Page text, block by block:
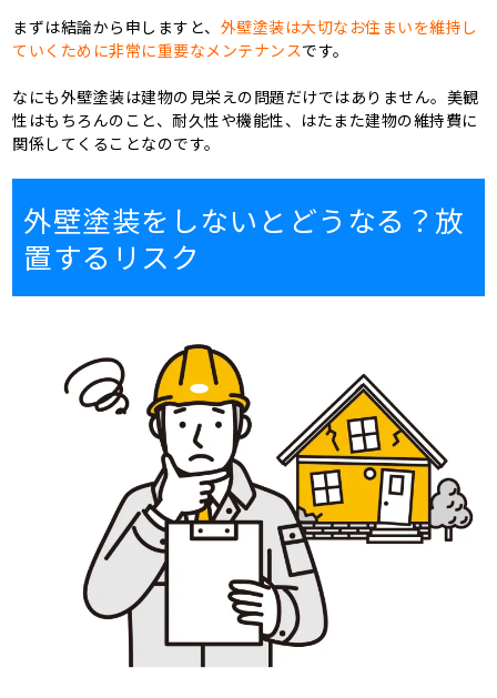
まずは結論から申しますと、 外壁塗装は大切なお住まいを維持し
ていくために非常に重要なメンテナンスです。
なにも外壁塗装は建物の見栄えの問題だけではありません。美観
性はもちろんのこと、耐久性や機能性、はたまた建物の維持費に
関係してくることなのです。
外壁塗装をしないとどうなる？放
置するリスク